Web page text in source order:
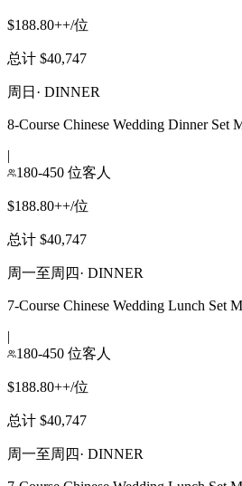
$188.80++/位
总计 $40,747
周日 · DINNER
8-Course Chinese Wedding Dinner Set
|
180-450 位客人
$188.80++/位
总计 $40,747
周一至周四· DINNER
7-Course Chinese Wedding Lunch Set
|
180-450 位客人
$188.80++/位
总计 $40,747
周一至周四· DINNER